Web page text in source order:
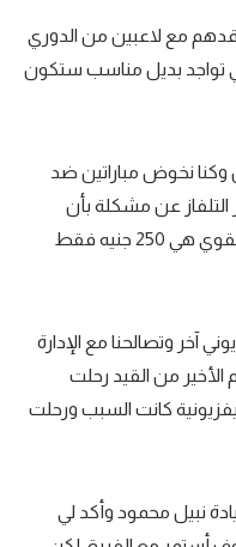
مع لاعبين من الدوري
تواجد بديل مناسب ستكون
نخوض مباراتين ضد
عن مشكلة بأن
مكافأة الفوز على الأسيوطي الفريق القوي هي 250 جنيه فقط
آخر وتصالحنا مع الإدارة
من القيد رحلت
كانت السبب ورحلت
نبيل محمود وأكد لي